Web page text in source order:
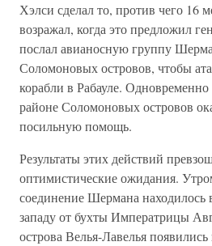
Хэлси сделал то, против чего 16
возражал, когда это предложил
послал авианосную группу
Соломоновых островов, чтобы
корабли в Рабауле.
районе Соломоновых островов
посильную помощь.
Результаты этих действий
оптимистические ожидания.
соединение Шермана находилось
западу от бухты Императрицы
острова Велья-Лавелья